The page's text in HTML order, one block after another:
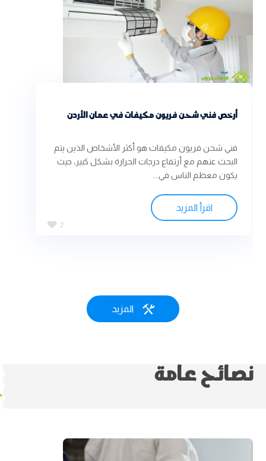
أرخص فني شحن فريون مكيفات في عمان الأردن
فني شحن فريون مكيفات هو أكثر الأشخاص الذين يتم
البحث عنهم مع أرتفاع درجات الحرارة بشكل كبير، حيث
يكون معظم الناس في...
اقرأ المزيد
2
 المزيد
نصائح عامة